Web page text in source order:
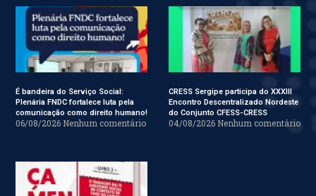
É bandeira do Serviço Social:
Plenária FNDC fortalece luta pela
comunicação como direito humano!
06/08/2026 Nenhum comentário
CRESS Sergipe participa do XXXIII
Encontro Descentralizado Nordeste
do Conjunto CFESS-CRESS
04/08/2026 Nenhum comentário